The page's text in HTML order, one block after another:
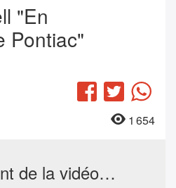
"En
Pontiac"
Facebook
Twitter
1 654
de la vidéo…